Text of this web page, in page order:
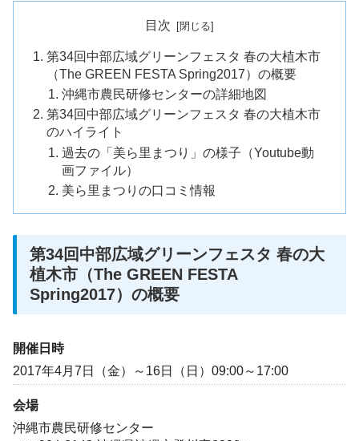
目次
第34回中部広域グリーンフェスタ 春の大植木市
（The GREEN FESTA Spring2017）の概要
沖縄市農民研修センターの詳細地図
第34回中部広域グリーンフェスタ 春の大植木市
のハイライト
過去の「美ら里まつり」の様子（Youtube動
画ファイル）
美ら里まつりの口コミ情報
第34回中部広域グリーンフェスタ 春の大
植木市（The GREEN FESTA
Spring2017）の概要
開催日時
2017年4月7日（金）～16日（日）09:00～17:00
会場
沖縄市農民研修センター